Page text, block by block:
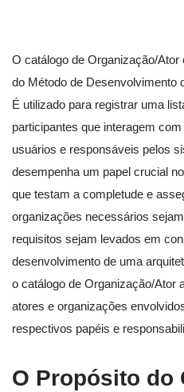
O catálogo de Organização/
do Método de Desenvolvimento
É utilizado para registrar uma
participantes que interagem
usuários e responsáveis pelos
desempenha um papel crucial
que testam a completude e
organizações necessários
requisitos sejam levados em
desenvolvimento de uma
o catálogo de Organização/Ator
atores e organizações
respectivos papéis e
O Propósito do